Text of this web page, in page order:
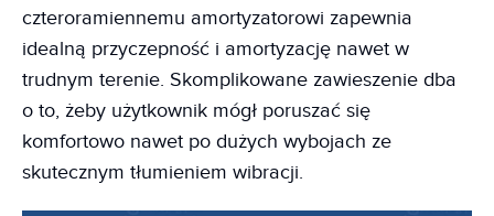
czteroramiennemu amortyzatorowi zapewnia
idealną przyczepność i amortyzację nawet w
trudnym terenie. Skomplikowane zawieszenie dba
o to, żeby użytkownik mógł poruszać się
komfortowo nawet po dużych wybojach ze
skutecznym tłumieniem wibracji.